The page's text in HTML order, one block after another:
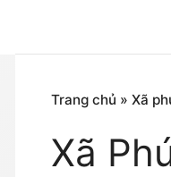
nội
Trang chủ » Xã
Xã